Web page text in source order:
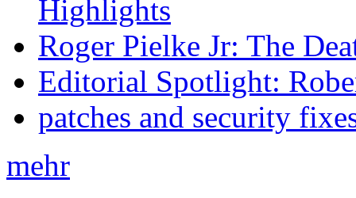
Highlights
Roger Pielke Jr: The
Editorial Spotlight:
patches and security
mehr